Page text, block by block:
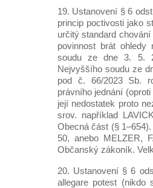
19. Ustanovení § 6
princip poctivosti jako
určitý standard
povinnost brát
soudu ze dne 3. 5.
Nejvyššího soudu ze
pod č. 66/2023 Sb.
právního jednání
její nedostatek proto
srov. například
Obecná část (§
50, anebo MELZER,
Občanský zákoník.
20. Ustanovení § 6
allegare potest (nikdo